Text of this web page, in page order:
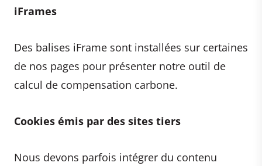
iFrames
Des balises iFrame sont installées sur certaines
de nos pages pour présenter notre outil de
calcul de compensation carbone.
Cookies émis par des sites tiers
Nous devons parfois intégrer du contenu